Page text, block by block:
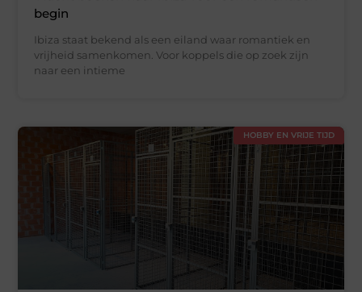
begin
Ibiza staat bekend als een eiland waar romantiek en
vrijheid samenkomen. Voor koppels die op zoek zijn
naar een intieme
HOBBY EN VRIJE TIJD